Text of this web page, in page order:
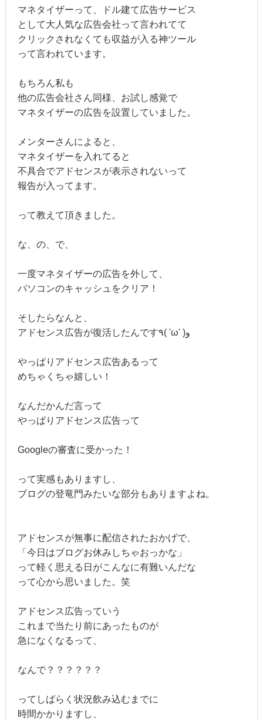
マネタイザーって、ドル建て広告サービス
として大人気な広告会社って言われてて
クリックされなくても収益が入る神ツール
って言われています。
もちろん私も
他の広告会社さん同様、お試し感覚で
マネタイザーの広告を設置していました。
メンターさんによると、
マネタイザーを入れてると
不具合でアドセンスが表示されないって
報告が入ってます。
って教えて頂きました。
な、の、で、
一度マネタイザーの広告を外して、
パソコンのキャッシュをクリア！
そしたらなんと、
アドセンス広告が復活したんです٩( 'ω' )و
やっぱりアドセンス広告あるって
めちゃくちゃ嬉しい！
なんだかんだ言って
やっぱりアドセンス広告って
Googleの審査に受かった！
って実感もありますし、
ブログの登竜門みたいな部分もありますよね。
アドセンスが無事に配信されたおかげで、
「今日はブログお休みしちゃおっかな」
って軽く思える日がこんなに有難いんだな
って心から思いました。笑
アドセンス広告っていう
これまで当たり前にあったものが
急になくなるって、
なんで？？？？？？
ってしばらく状況飲み込むまでに
時間かかりますし、